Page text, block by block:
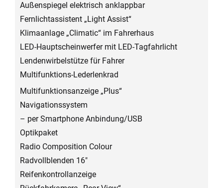
Außenspiegel elektrisch anklappbar
Fernlichtassistent „Light Assist“
Klimaanlage „Climatic“ im Fahrerhaus
LED-Hauptscheinwerfer mit LED-Tagfahrlicht
Lendenwirbelstütze für Fahrer
Multifunktions-Lederlenkrad
Multifunktionsanzeige „Plus“
Navigationssystem
– per Smartphone Anbindung/USB
Optikpaket
Radio Composition Colour
Radvollblenden 16″
Reifenkontrollanzeige